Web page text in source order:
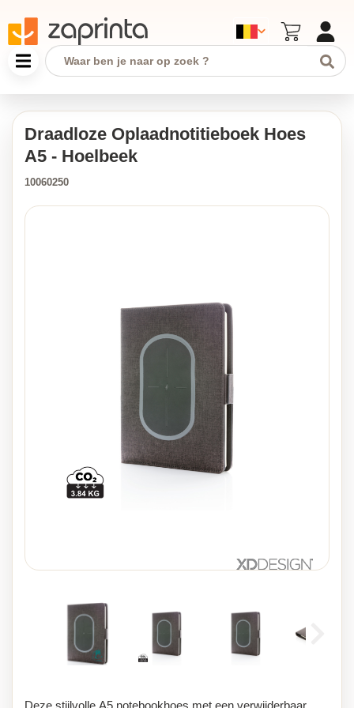
Draadloze Oplaadnotitieboek Hoes
A5 - Hoelbeek
10060250
Deze stijlvolle A5 notebookhoes met een verwijderbaar